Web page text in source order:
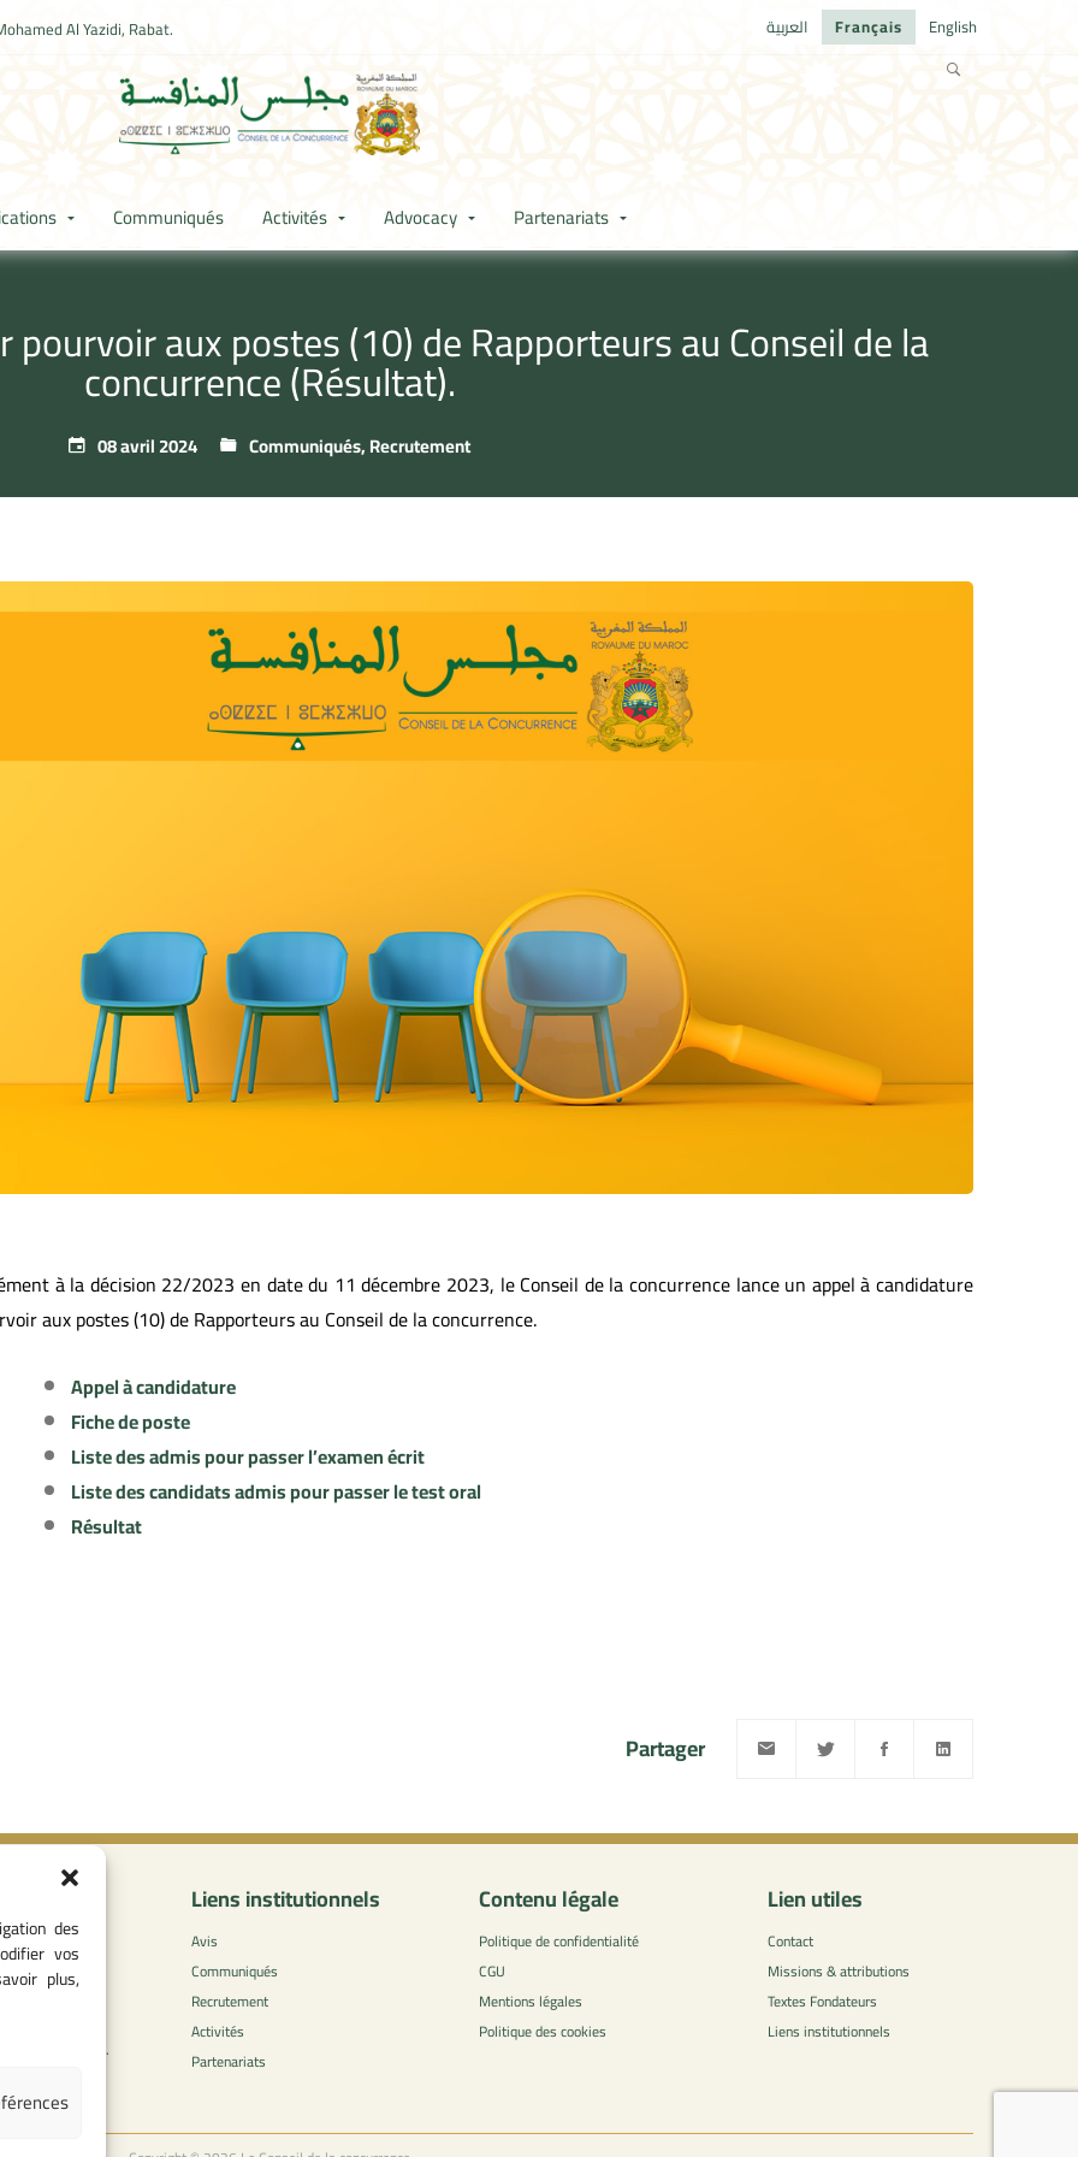
des
vos
plus,
Al Yazidi, Rabat. العربية Français English
Communiqués Activités Advocacy Partenariats
aux postes (10) de Rapporteurs au Conseil de la
concurrence (Résultat).
08 avril 2024 Communiqués,Recrutement
à la décision 22/2023 en date du 11 décembre 2023, le Conseil de la concurrence lance un appel à candidature
auxpostes(10)deRapporteurs au Conseil de la concurrence.
Appel à candidature
Fiche de poste
Liste des admis pour passer l’examen écrit
Liste des candidats admis pour passer le test oral
Résultat
Partager
05 37 75 88
et, Av.
Liens institutionnels
Avis
Communiqués
Recrutement
Activités
Partenariats
Contenu légale
Politique de confidentialité
CGU
Mentions légales
Politique des cookies
Lien utiles
Contact
Missions & attributions
Textes Fondateurs
Liens institutionnels